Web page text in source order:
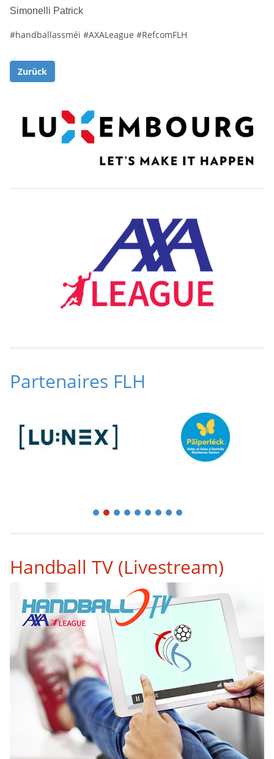
Simonelli Patrick
#handballassméi #AXALeague #RefcomFLH
Zurück
Partenaires FLH
1 2 3 4 5 6 7 8 9
Handball TV (Livestream)